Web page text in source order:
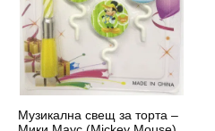
Музикална свещ за торта –